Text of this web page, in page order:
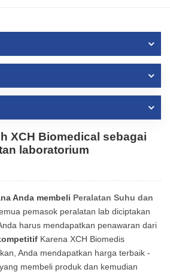
XCH Biomedical sebagai
laboratorium
Anda membeli Peralatan Suhu dan
pemasok peralatan lab diciptakan
harus mendapatkan penawaran dari
Karena XCH Biomedis
Anda mendapatkan harga terbaik -
membeli produk dan kemudian